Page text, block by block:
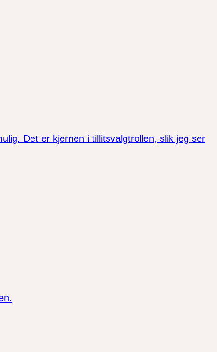
Det er kjernen i tillitsvalgtrollen, slik jeg ser